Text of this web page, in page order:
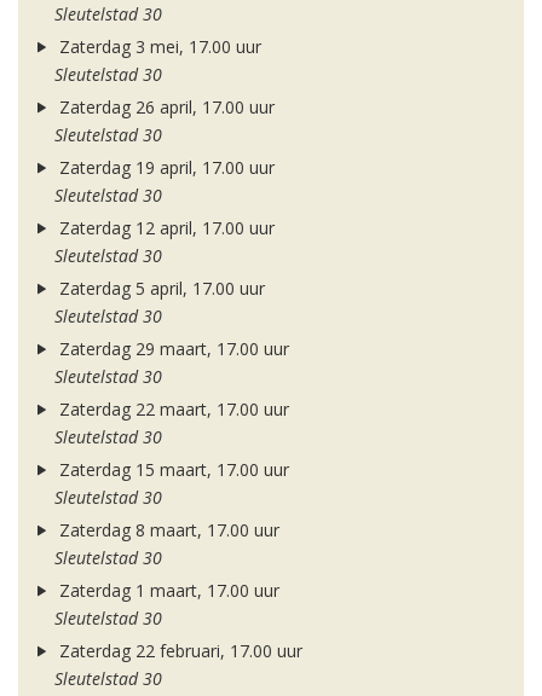
Sleutelstad 30
Zaterdag 3 mei, 17.00 uur
Sleutelstad 30
Zaterdag 26 april, 17.00 uur
Sleutelstad 30
Zaterdag 19 april, 17.00 uur
Sleutelstad 30
Zaterdag 12 april, 17.00 uur
Sleutelstad 30
Zaterdag 5 april, 17.00 uur
Sleutelstad 30
Zaterdag 29 maart, 17.00 uur
Sleutelstad 30
Zaterdag 22 maart, 17.00 uur
Sleutelstad 30
Zaterdag 15 maart, 17.00 uur
Sleutelstad 30
Zaterdag 8 maart, 17.00 uur
Sleutelstad 30
Zaterdag 1 maart, 17.00 uur
Sleutelstad 30
Zaterdag 22 februari, 17.00 uur
Sleutelstad 30